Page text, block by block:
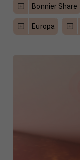
Bonnier Share
Europa